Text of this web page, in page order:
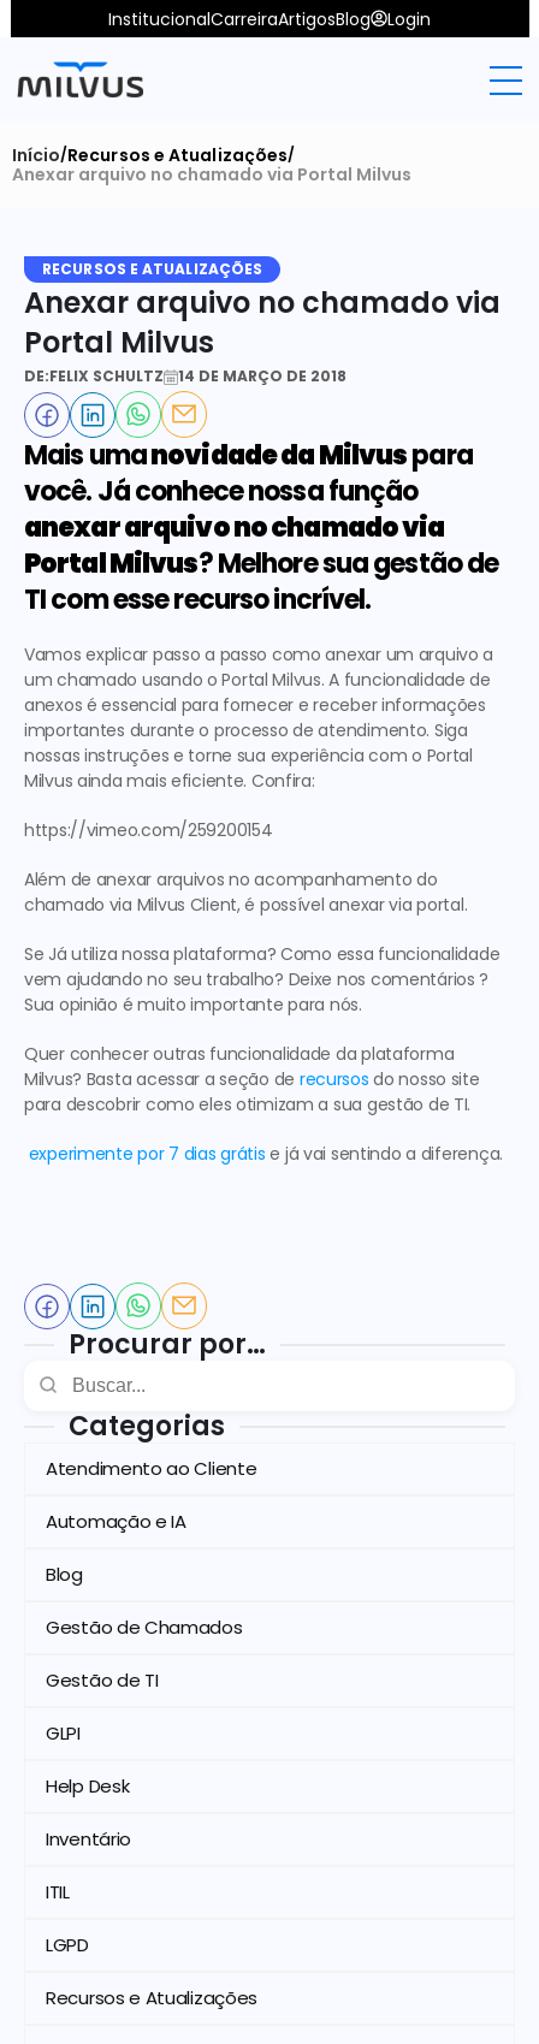
InstitucionalCarreiraArtigosBlog Login
Início/Recursos e Atualizações/
Anexar arquivo no chamado via Portal Milvus
RECURSOS E ATUALIZAÇÕES
Anexar arquivo no chamado via
Portal Milvus
DE:FELIX SCHULTZ 14 DE MARÇO DE 2018
Mais uma novidade da Milvus para
você. Já conhece nossa função
anexar arquivo no chamado via
Portal Milvus? Melhore sua gestão de
TI com esse recurso incrível.
Vamos explicar passo a passo como anexar um arquivo a
um chamado usando o Portal Milvus. A funcionalidade de
anexos é essencial para fornecer e receber informações
importantes durante o processo de atendimento. Siga
nossas instruções e torne sua experiência com o Portal
Milvus ainda mais eficiente. Confira:
https://vimeo.com/259200154
Além de anexar arquivos no acompanhamento do
chamado via Milvus Client, é possível anexar via portal.
Se Já utiliza nossa plataforma? Como essa funcionalidade
vem ajudando no seu trabalho? Deixe nos comentários ?
Sua opinião é muito importante para nós.
Quer conhecer outras funcionalidade da plataforma
Milvus? Basta acessar a seção de recursos do nosso site
para descobrir como eles otimizam a sua gestão de TI.
experimente por 7 dias grátis e já vai sentindo a diferença.
Procurar por…
Categorias
Atendimento ao Cliente
Automação e IA
Blog
Gestão de Chamados
Gestão de TI
GLPI
Help Desk
Inventário
ITIL
LGPD
Recursos e Atualizações